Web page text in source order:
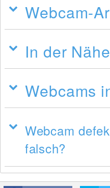
Webcam-
In der Nähe
Webcams
Webcam
falsch?